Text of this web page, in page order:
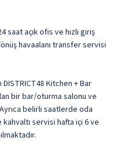
açık ofis ve hızlı giriş
havaalanı transfer servisi
Kitchen + Bar
bir bar/oturma salonu ve
belirli saatlerde oda
servisi hafta içi 6 ve